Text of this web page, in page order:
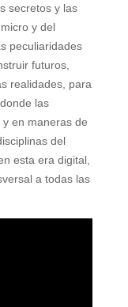
secretos y las
y del
peculiaridades
futuros,
realidades, para
las
en maneras de
del
esta era digital,
a todas las